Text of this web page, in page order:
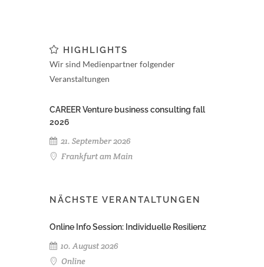
HIGHLIGHTS
Wir sind Medienpartner folgender
Veranstaltungen
CAREER Venture business consulting fall
2026
21. September 2026
Frankfurt am Main
NÄCHSTE VERANTALTUNGEN
Online Info Session: Individuelle Resilienz
10. August 2026
Online